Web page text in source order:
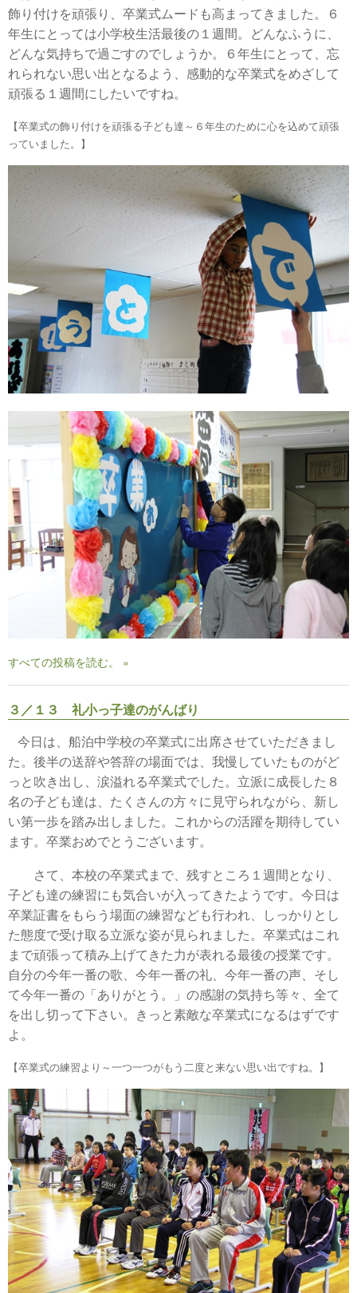
飾り付けを頑張り、卒業式ムードも高まってきました。６
年生にとっては小学校生活最後の１週間。どんなふうに、
どんな気持ちで過ごすのでしょうか。６年生にとって、忘
れられない思い出となるよう、感動的な卒業式をめざして
頑張る１週間にしたいですね。
【卒業式の飾り付けを頑張る子ども達～６年生のために心を込めて頑張
っていました。】
すべての投稿を読む。 »
３／１３ 礼小っ子達のがんばり
今日は、船泊中学校の卒業式に出席させていただきまし
た。後半の送辞や答辞の場面では、我慢していたものがど
っと吹き出し、涙溢れる卒業式でした。立派に成長した８
名の子ども達は、たくさんの方々に見守られながら、新し
い第一歩を踏み出しました。これからの活躍を期待してい
ます。卒業おめでとうございます。
さて、本校の卒業式まで、残すところ１週間となり、
子ども達の練習にも気合いが入ってきたようです。今日は
卒業証書をもらう場面の練習なども行われ、しっかりとし
た態度で受け取る立派な姿が見られました。卒業式はこれ
まで頑張って積み上げてきた力が表れる最後の授業です。
自分の今年一番の歌、今年一番の礼、今年一番の声、そし
て今年一番の「ありがとう。」の感謝の気持ち等々、全て
を出し切って下さい。きっと素敵な卒業式になるはずです
よ。
【卒業式の練習より～一つ一つがもう二度と来ない思い出ですね。】